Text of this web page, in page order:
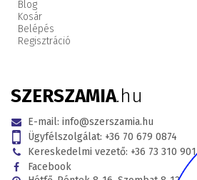
Blog
Kosár
Belépés
Regisztráció
SZERSZAMIA.hu
E-mail: info@szerszamia.hu
Ügyfélszolgálat: +36 70 679 0874
Kereskedelmi vezető: +36 73 310 901
Facebook